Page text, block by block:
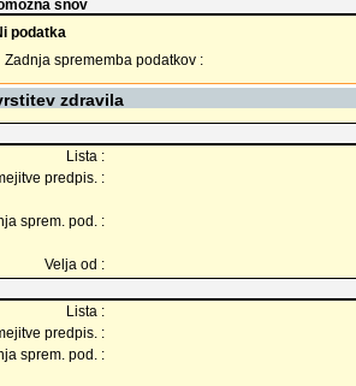
snov
podatka
Zadnja sprememba podatkov :
zdravila
Lista :
predpis. :
sprem. pod. :
Velja od :
Lista :
predpis. :
sprem. pod. :